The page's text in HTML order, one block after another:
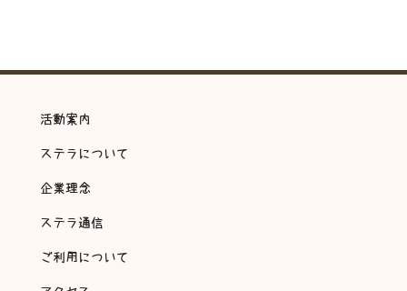
活動案内
ステラについて
企業理念
ステラ通信
ご利用について